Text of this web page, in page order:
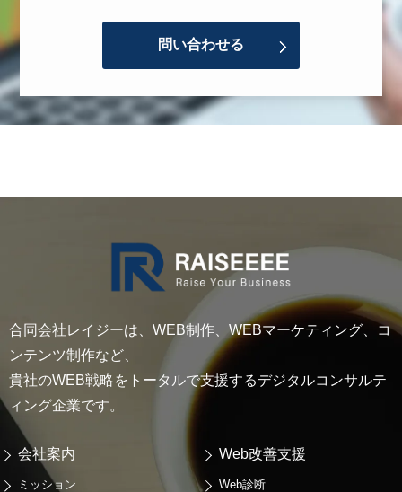
問い合わせる
合同会社レイジーは、WEB制作、WEBマーケティング、コ
ンテンツ制作など、
貴社のWEB戦略をトータルで支援するデジタルコンサルテ
ィング企業です。
会社案内
ミッション
Web改善支援
Web診断